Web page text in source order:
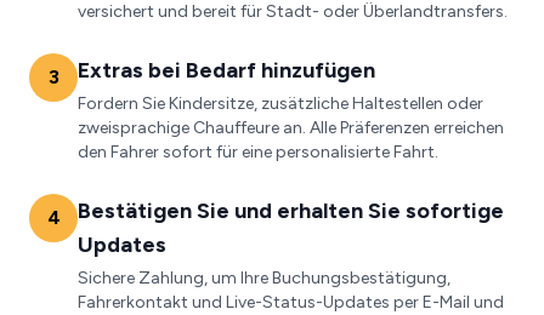
versichert und bereit für Stadt- oder Überlandtransfers.
3 Extras bei Bedarf hinzufügen
Fordern Sie Kindersitze, zusätzliche Haltestellen oder
zweisprachige Chauffeure an. Alle Präferenzen erreichen
den Fahrer sofort für eine personalisierte Fahrt.
4
Bestätigen Sie und erhalten Sie sofortige
Updates
Sichere Zahlung, um Ihre Buchungsbestätigung,
Fahrerkontakt und Live-Status-Updates per E-Mail und